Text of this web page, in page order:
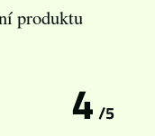
produktu
4 /5